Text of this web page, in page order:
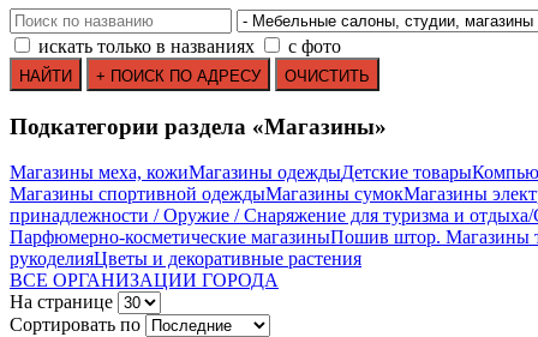
искать только в названиях с фото
Подкатегории раздела «Магазины»
Mагазины меха, кожиMагазины одеждыДетские товары
Магазины спортивной одеждыМагазины сумокМагазины
принадлежности / Оружие / Снаряжение для туризма и
Парфюмерно-косметические магазиныПошив штор. Магазины
рукоделияЦветы и декоративные растения
ВСЕ ОРГАНИЗАЦИИ ГОРОДА
На странице
Сортировать по